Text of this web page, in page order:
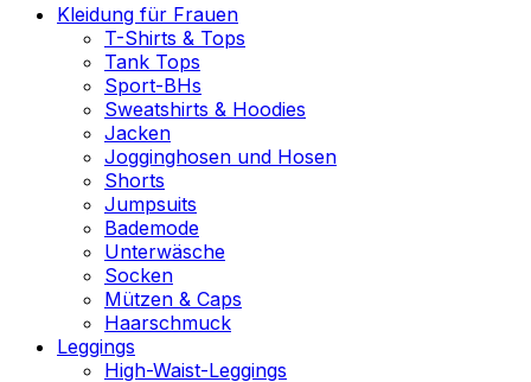
Kleidung für Frauen
T-Shirts & Tops
Tank Tops
Sport-BHs
Sweatshirts & Hoodies
Jacken
Jogginghosen und Hosen
Shorts
Jumpsuits
Bademode
Unterwäsche
Socken
Mützen & Caps
Haarschmuck
Leggings
High-Waist-Leggings